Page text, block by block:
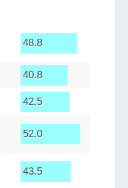
48.8
40.8
42.5
52.0
43.5